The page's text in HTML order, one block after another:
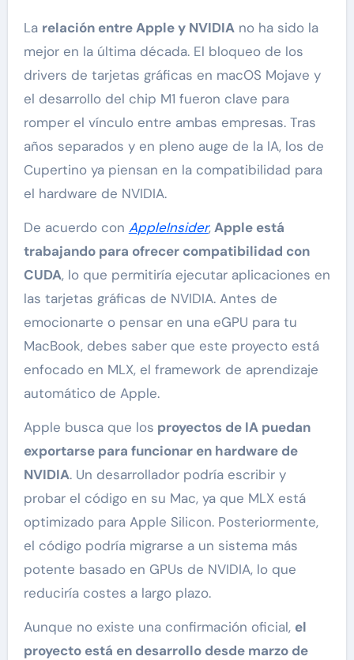
La relación entre Apple y NVIDIAno ha sido la
mejor en la última década. El bloqueo de los
drivers de tarjetas gráficas en macOS Mojave y
el desarrollo del chip M1 fueron clave para
romper el vínculo entre ambas empresas. Tras
años separados y en pleno auge de la IA, los de
Cupertino ya piensan en la compatibilidad para
el hardware de NVIDIA.
De acuerdo con AppleInsider,Apple está
trabajando para ofrecer compatibilidad con
CUDA, lo que permitiría ejecutar aplicaciones en
las tarjetas gráficas de NVIDIA. Antes de
emocionarte o pensar en una eGPU para tu
MacBook, debes saber que este proyecto está
enfocado en MLX, el framework de aprendizaje
automático de Apple.
Apple busca que los proyectos de IA puedan
exportarse para funcionar en hardware de
NVIDIA. Un desarrollador podría escribir y
probar el código en su Mac, ya que MLX está
optimizado para Apple Silicon. Posteriormente,
el código podría migrarse a un sistema más
potente basado en GPUs de NVIDIA, lo que
reduciría costes a largo plazo.
Aunque no existe una confirmación oficial, el
proyecto está en desarrollo desde marzo de